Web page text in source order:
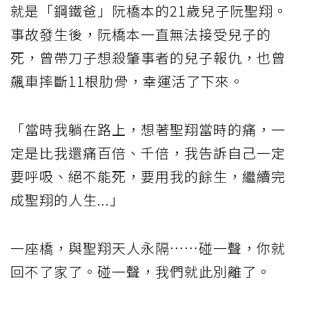
就是「鋼鐵爸」阮橋本的21歲兒子阮聖翔。
事故發生後，阮橋本一直無法接受兒子的
死，曾帶刀子想殺肇事者的兒子報仇，也曾
飆車摔斷11根肋骨，幸運活了下來。
「當時我躺在路上，想著聖翔當時的痛，一
定是比我還痛百倍、千倍，我告訴自己一定
要呼吸、絕不能死，要用我的餘生，繼續完
成聖翔的人生...」
一座橋，與聖翔天人永隔……碰一聲，你就
回不了家了。碰一聲，我們就此別離了。